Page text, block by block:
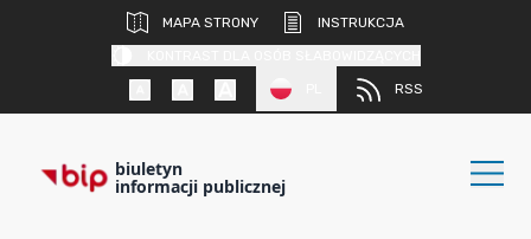
MAPA STRONY
INSTRUKCJA
RSS
biuletyn
informacji publicznej